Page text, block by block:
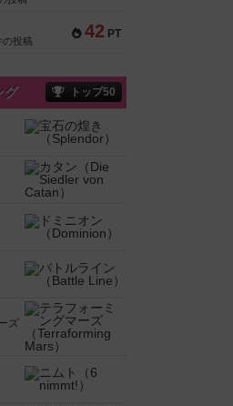
42 PT
の投稿
グ トップ50
ズ